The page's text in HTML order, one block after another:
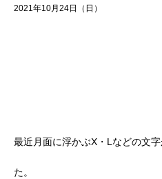
2021年10月24日（日）
最近月面に浮かぶX・Lなどの文
た。